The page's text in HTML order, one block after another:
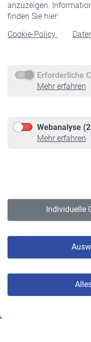
anzuzeigen.
finden Sie hier:
Cookie-Policy
Erforderliche
Mehr erfahren
Webanalyse
Mehr erfahren
Individuelle
Rentner
Rentenbeginn
Rente beantragen
Service
Informationen
Online-Rechner
VBLnewsletter
Erklärung zur
© VBL 2026